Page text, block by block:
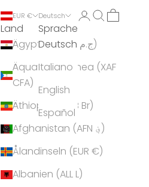
EUR €
Land
Ägypten (EGP ج.م)
Äquatorialguinea (XAF
CFA)
Äthiopien (ETB Br)
Afghanistan (AFN ؋)
Ålandinseln (EUR €)
Albanien (ALL L)
Deutsch
Sprache
Deutsch
Italiano
English
Español
Anmelden
Suchen